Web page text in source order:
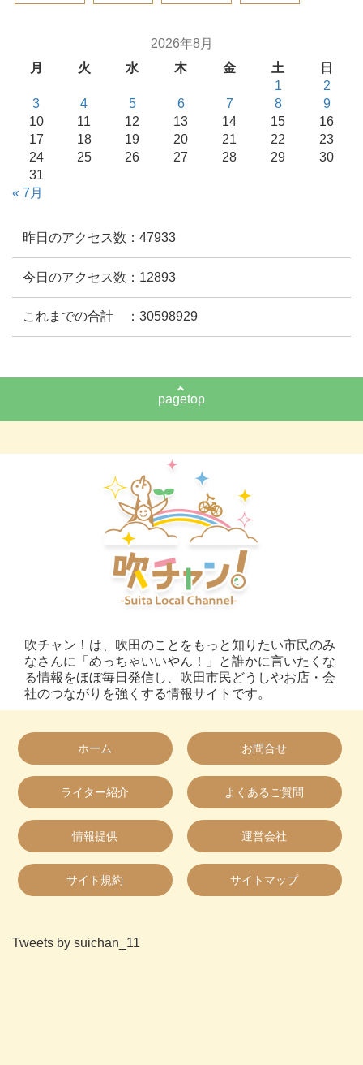
2026年8月
月
火 水 木 金 土
日
1
2
3
4 5 6 7 8
9
10
11 12 13 14 15
16
17
18 19 20 21 22
23
24
25 26 27 28 29
30
31
« 7月
昨日のアクセス数：47933
今日のアクセス数：12893
これまでの合計 ：30598929
pagetop
吹チャン！は、吹田のことをもっと知りたい市民のみ
なさんに「めっちゃいいやん！」と誰かに言いたくな
る情報をほぼ毎日発信し、吹田市民どうしやお店・会
社のつながりを強くする情報サイトです。
ホーム お問合せ
ライター紹介 よくあるご質問
情報提供 運営会社
サイト規約 サイトマップ
Tweets by suichan_11